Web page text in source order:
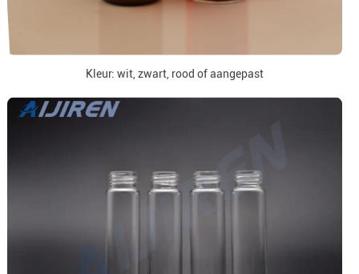
Kleur: wit, zwart, rood of aangepast